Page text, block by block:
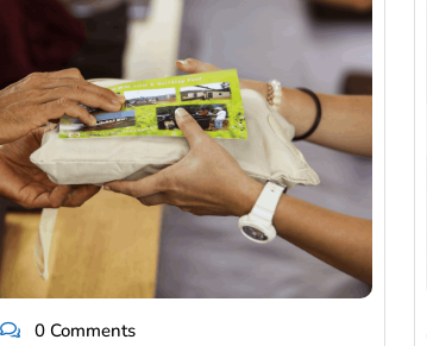
0 Comments